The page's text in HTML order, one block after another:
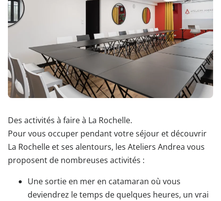
Des activités à faire à La Rochelle.
Pour vous occuper pendant votre séjour et découvrir
La Rochelle et ses alentours, les Ateliers Andrea vous
proposent de nombreuses activités :
Une sortie en mer en catamaran où vous
deviendrez le temps de quelques heures, un vrai